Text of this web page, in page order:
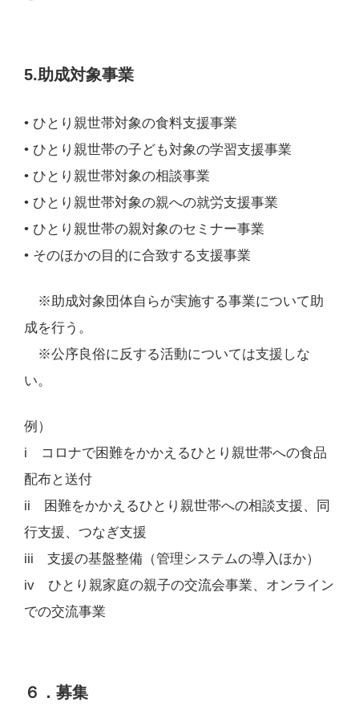
5.助成対象事業
• ひとり親世帯対象の食料支援事業
• ひとり親世帯の子ども対象の学習支援事業
• ひとり親世帯対象の相談事業
• ひとり親世帯対象の親への就労支援事業
• ひとり親世帯の親対象のセミナー事業
• そのほかの目的に合致する支援事業
※助成対象団体自らが実施する事業について助
成を行う。
※公序良俗に反する活動については支援しな
い。
例）
i コロナで困難をかかえるひとり親世帯への食品
配布と送付
ii 困難をかかえるひとり親世帯への相談支援、同
行支援、つなぎ支援
iii 支援の基盤整備（管理システムの導入ほか）
iv ひとり親家庭の親子の交流会事業、オンライン
での交流事業
６．募集